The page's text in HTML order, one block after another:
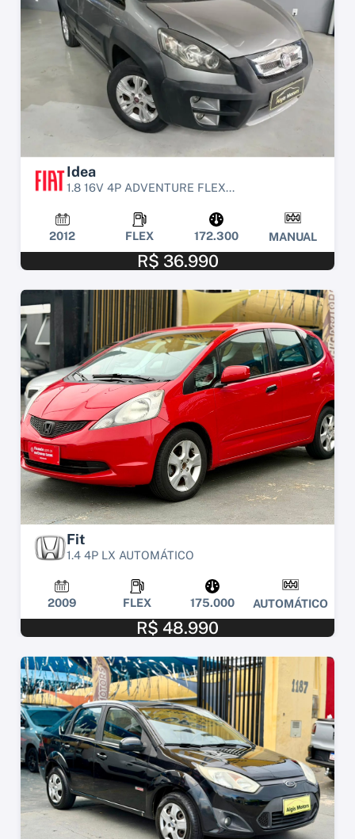
Idea
1.8 16V 4P ADVENTURE FLEX...
2012 FLEX 172.300 MANUAL
R$ 36.990
Fit
1.4 4P LX AUTOMÁTICO
2009 FLEX 175.000 AUTOMÁTICO
R$ 48.990